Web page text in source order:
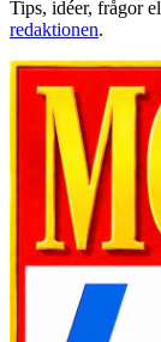
Tips, idéer, frågor
redaktionen.